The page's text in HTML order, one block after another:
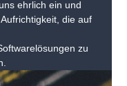
ehrlich ein und
die auf
zu